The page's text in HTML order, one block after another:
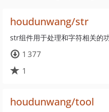
houdunwang/str
str组件用于处理和字符相关的
1 377
1
houdunwang/tool